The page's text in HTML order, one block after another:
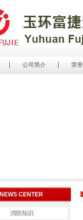
公司简介 荣
NEWS CENTER
消防知识